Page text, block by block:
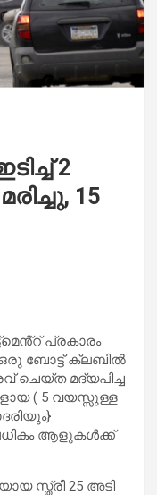
2
15
പ്രകാരം
ഒരു ബോട്ട് ക്ലബിൽ
ചെയ്ത മദ്യപിച്ച
( 5 വയസ്സുള്ള
ആളുകൾക്ക്
സ്ത്രീ 25 അടി